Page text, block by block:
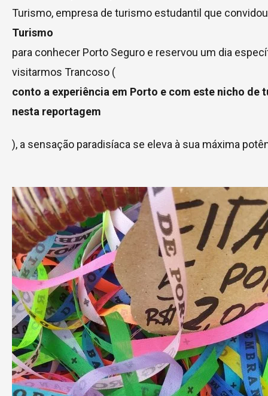
Turismo, empresa de turismo estudantil que
Turismo
para conhecer Porto Seguro e reservou um dia
visitarmos Trancoso (
conto a experiência em Porto e com este nicho de
nesta reportagem
), a sensação paradisíaca se eleva à sua máxima